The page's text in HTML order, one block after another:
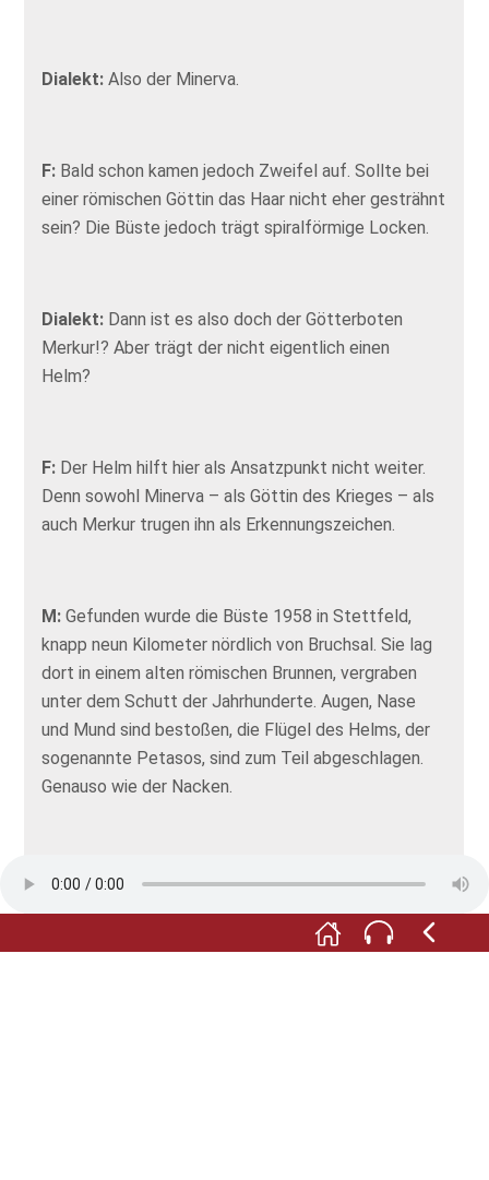
Dialekt:Also der Minerva.
F: Bald schon kamen jedoch Zweifel auf. Sollte bei
einer römischen Göttin das Haar nicht eher gesträhnt
sein? Die Büste jedoch trägt spiralförmige Locken.
Dialekt: Dann ist es also doch der Götterboten
Merkur!? Aber trägt der nicht eigentlich einen
Helm?
F: Der Helm hilft hier als Ansatzpunkt nicht weiter.
Denn sowohl Minerva – als Göttin des Krieges – als
auch Merkur trugen ihn als Erkennungszeichen.
M:Gefunden wurde die Büste 1958 in Stettfeld,
knapp neun Kilometer nördlich von Bruchsal. Sie lag
dort in einem alten römischen Brunnen, vergraben
unter dem Schutt der Jahrhunderte. Augen, Nase
und Mund sind bestoßen, die Flügel des Helms, der
sogenannte Petasos, sind zum Teil abgeschlagen.
Genauso wie der Nacken.
Dialekt:Doch wie landete die Büste überhaupt im